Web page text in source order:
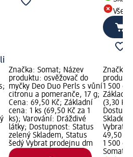
Značka: Somat; Název
produktu: osvěžovač do
myčky Deo Duo Perls s vůní
citronu a pomeranče, 17 g;
Cena: 69,50 Kč; Základní
cena: 1 ks (69,50 Kč za 1
ks); Varování: Dráždivé
látky; Dostupnost: Status
zelený Skladem, Status
šedý Vybrat prodejnu dm
Značka:
1 500 g;
Základní
(3,30 Kč
Vybrat
49,50 Kč
1 500 g
Somat